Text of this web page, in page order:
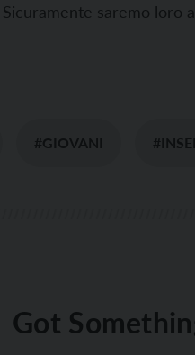
saremo loro
#GIOVANI
Got